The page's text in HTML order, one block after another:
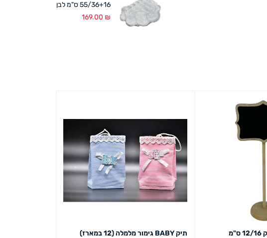
55/36+16 ס"מ לבן
169.00 ₪
תיק BABY גימור מלמלה (12 במארז)